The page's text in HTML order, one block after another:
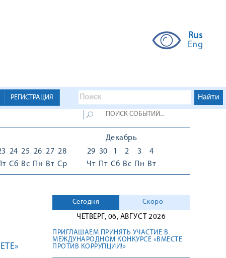
Rus
Eng
РЕГИСТРАЦИЯ
24
Сб
25
Вс
26
Пн
27
Вт
28
Ср
Декабрь
29
Чт
30
Пт
1
Сб
2
Вс
3
Пн
4
Вт
Сегодня
Скоро
ЧЕТВЕРГ, 06, АВГУСТ 2026
ПРИГЛАШАЕМ ПРИНЯТЬ УЧАСТИЕ В
МЕЖДУНАРОДНОМ КОНКУРСЕ «ВМЕСТЕ
ПРОТИВ КОРРУПЦИИ!»